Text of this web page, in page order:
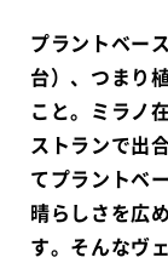
プラントベー
台）、つまり
こと。ミラノ
ストランで出
てプラントベ
晴らしさを広
す。そんなヴ